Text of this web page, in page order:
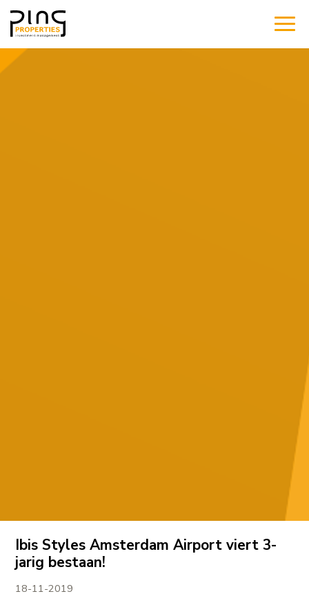
Ibis Styles Amsterdam Airport viert 3-
jarig bestaan!
18-11-2019